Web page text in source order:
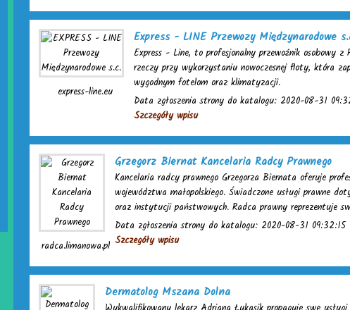
express-line.eu
Express - LINE Przewozy Międzynarodowe
Express - Line, to profesjonalny przewoźnik osobowy
rzeczy przy wykorzystaniu nowoczesnej floty, która
wygodnym fotelom oraz klimatyzacji.
Data zgłoszenia strony do katalogu: 2020-08-31
Szczegóły wpisu
radca.limanowa.pl
Grzegorz Biernat Kancelaria Radcy Prawnego
Kancelaria radcy prawnego Grzegorza Biernata oferuje
województwa małopolskiego. Świadczone usługi prawne
oraz instytucji państwowych. Radca prawny reprezentuje
Data zgłoszenia strony do katalogu: 2020-08-31 09:32:15
Szczegóły wpisu
Dermatolog Mszana Dolna